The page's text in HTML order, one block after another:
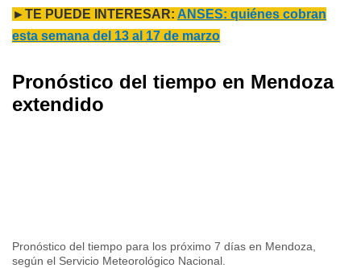
►TE PUEDE INTERESAR: ANSES: quiénes cobran
esta semana del 13 al 17 de marzo
Pronóstico del tiempo en Mendoza
extendido
Pronóstico del tiempo para los próximo 7 días en Mendoza,
según el Servicio Meteorológico Nacional.